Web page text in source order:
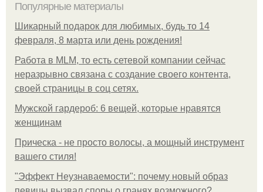
Популярные материалы
Шикарный подарок для любимых, будь то 14
февраля, 8 марта или день рождения!
Работа в MLM, то есть сетевой компании сейчас
неразрывно связана с создание своего контента,
своей страницы в соц сетях.
Мужской гардероб: 6 вещей, которые нравятся
женщинам
Прическа - не просто волосы, а мощный инструмент
вашего стиля!
"Эффект Неузнаваемости": почему новый образ